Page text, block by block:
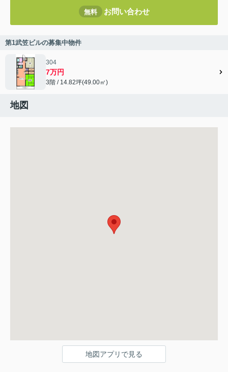
無料 お問い合わせ
第1武笠ビルの募集中物件
304
7万円
3階 / 14.82坪(49.00㎡)
地図
地図アプリで見る